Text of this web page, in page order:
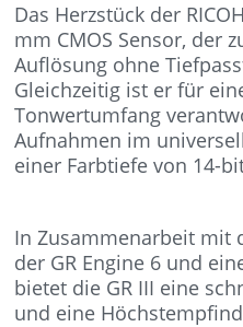
Das Herzstück der
mm CMOS Sensor, der
Auflösung ohne
Gleichzeitig ist er für
Tonwertumfang
Aufnahmen im
einer Farbtiefe von 14-
In Zusammenarbeit mit
der GR Engine 6 und
bietet die GR III eine
und eine